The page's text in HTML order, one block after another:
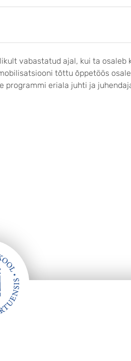
vabastatud ajal, kui ta osaleb
tõttu õppetöös
programmi eriala juhti ja